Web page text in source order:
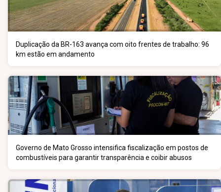
Duplicação da BR-163 avança com oito frentes de trabalho: 96
km estão em andamento
Governo de Mato Grosso intensifica fiscalização em postos de
combustíveis para garantir transparência e coibir abusos